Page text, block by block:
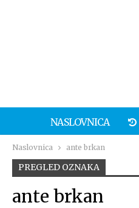
NASLOVNICA
Naslovnica ante brkan
PREGLED OZNAKA
ante brkan